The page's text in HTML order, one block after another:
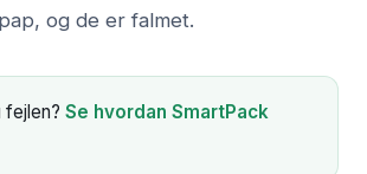
og de er falmet.
Se hvordan SmartPack